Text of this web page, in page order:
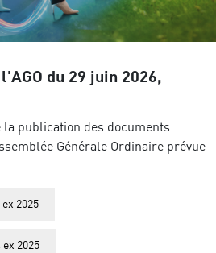
du 29 juin 2026,
publication des documents
Générale Ordinaire prévue
2025
2025